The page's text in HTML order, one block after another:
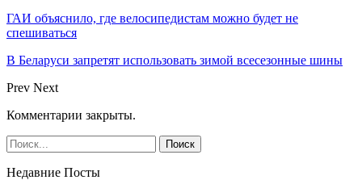
ГАИ объяснило, где велосипедистам можно будет не
спешиваться
В Беларуси запретят использовать зимой всесезонные шины
Prev Next
Комментарии закрыты.
Недавние Посты